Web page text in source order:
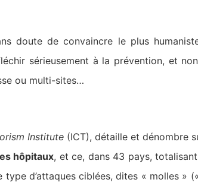
doute de convaincre le plus
sérieusement à la prévention, et
ou multi-sites…
Institute(ICT), détaille et dénombre
hôpitaux, et ce, dans 43 pays,
d’attaques ciblées, dites « molles »